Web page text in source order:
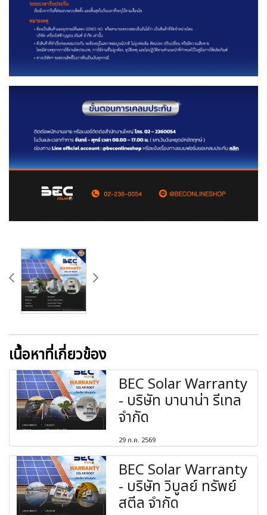
เนื้อหาที่เกี่ยวข้อง
BEC Solar Warranty
- บริษัท บานาน่า รีเทล
จำกัด
29 ก.ค. 2569
BEC Solar Warranty
- บริษัท วิบูลย์ ทรัพย์
สตีล จำกัด